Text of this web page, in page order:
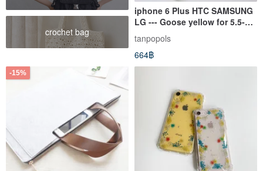
crochet bag
iphone 6 Plus HTC SAMSUNG
LG --- Goose yellow for 5.5-
inch mobile phone case
tanpopols
664฿
-15%